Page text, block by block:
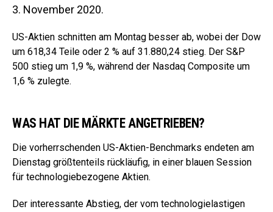
3. November 2020.
US-Aktien schnitten am Montag besser ab, wobei der Dow
um 618,34 Teile oder 2 % auf 31.880,24 stieg. Der S&P
500 stieg um 1,9 %, während der Nasdaq Composite um
1,6 % zulegte.
WAS HAT DIE MÄRKTE ANGETRIEBEN?
Die vorherrschenden US-Aktien-Benchmarks endeten am
Dienstag größtenteils rückläufig, in einer blauen Session
für technologiebezogene Aktien.
Der interessante Abstieg, der vom technologielastigen